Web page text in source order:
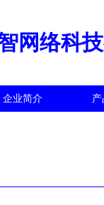
网络科
企业简介